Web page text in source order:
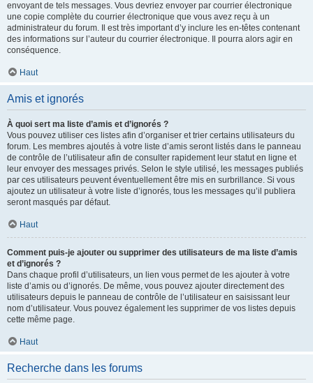
envoyant de tels messages. Vous devriez envoyer par courrier électronique
une copie complète du courrier électronique que vous avez reçu à un
administrateur du forum. Il est très important d’y inclure les en-têtes contenant
des informations sur l’auteur du courrier électronique. Il pourra alors agir en
conséquence.
Haut
Amis et ignorés
À quoi sert ma liste d’amis et d’ignorés ?
Vous pouvez utiliser ces listes afin d’organiser et trier certains utilisateurs du
forum. Les membres ajoutés à votre liste d’amis seront listés dans le panneau
de contrôle de l’utilisateur afin de consulter rapidement leur statut en ligne et
leur envoyer des messages privés. Selon le style utilisé, les messages publiés
par ces utilisateurs peuvent éventuellement être mis en surbrillance. Si vous
ajoutez un utilisateur à votre liste d’ignorés, tous les messages qu’il publiera
seront masqués par défaut.
Haut
Comment puis-je ajouter ou supprimer des utilisateurs de ma liste d’amis
et d’ignorés ?
Dans chaque profil d’utilisateurs, un lien vous permet de les ajouter à votre
liste d’amis ou d’ignorés. De même, vous pouvez ajouter directement des
utilisateurs depuis le panneau de contrôle de l’utilisateur en saisissant leur
nom d’utilisateur. Vous pouvez également les supprimer de vos listes depuis
cette même page.
Haut
Recherche dans les forums